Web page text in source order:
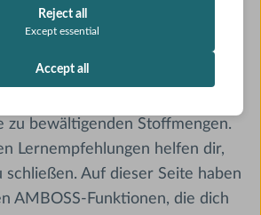
Reject all
Except essential
Accept all
nicht
Lern-Variante begleiten
zu bewältigenden Stoffmengen.
Lernempfehlungen helfen dir,
schließen. Auf dieser Seite haben
AMBOSS-Funktionen, die dich